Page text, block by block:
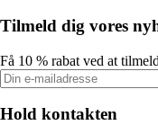
Tilmeld dig vores
Få 10 % rabat ved at
Hold kontakten